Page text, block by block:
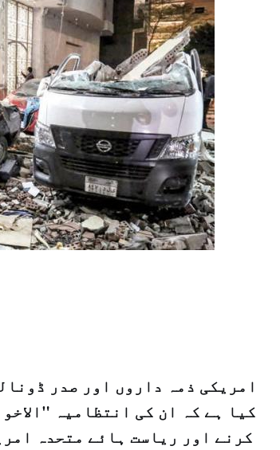
امریکی ذمہ داروں اور صدر
کیا ہے کہ ان کی انتظامیہ
کرنے اور ریاست ہائے متحدہ